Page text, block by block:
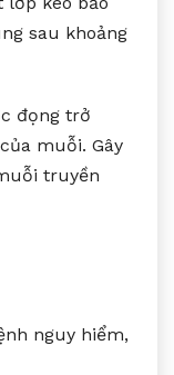
sau khoảng
đọng trở
muỗi. Gây
truyền
nguy hiểm,